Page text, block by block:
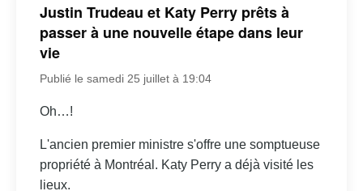
Justin Trudeau et Katy Perry prêts à
passer à une nouvelle étape dans leur
vie
Publié le samedi 25 juillet à 19:04
Oh…!
L'ancien premier ministre s'offre une somptueuse
propriété à Montréal. Katy Perry a déjà visité les
lieux.